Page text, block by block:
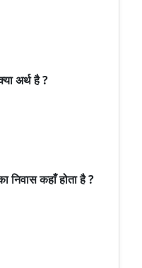
अर्थ है ?
निवास कहाँ होता है ?